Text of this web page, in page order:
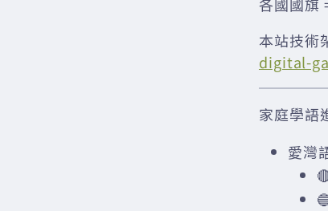
各國國旗
本站技術
digital-
家庭學語
愛灣